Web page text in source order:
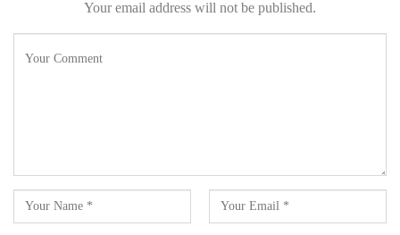
Your email address will not be published.